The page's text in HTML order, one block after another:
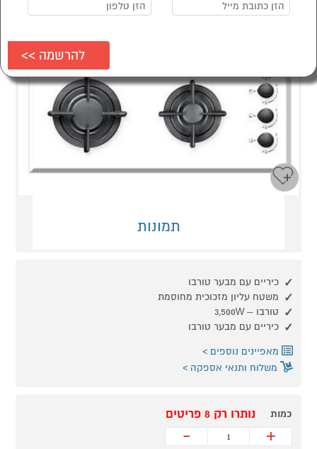
תמונות
כיריים עם מבער טורבו
משטח עליון מזכוכית מחוסמת
טורבו – 3,500W
כיריים עם מבער טורבו
מאפיינים נוספים
משלוח ותנאי אספקה
כמות נותרו רק 8 פריטים
+
-